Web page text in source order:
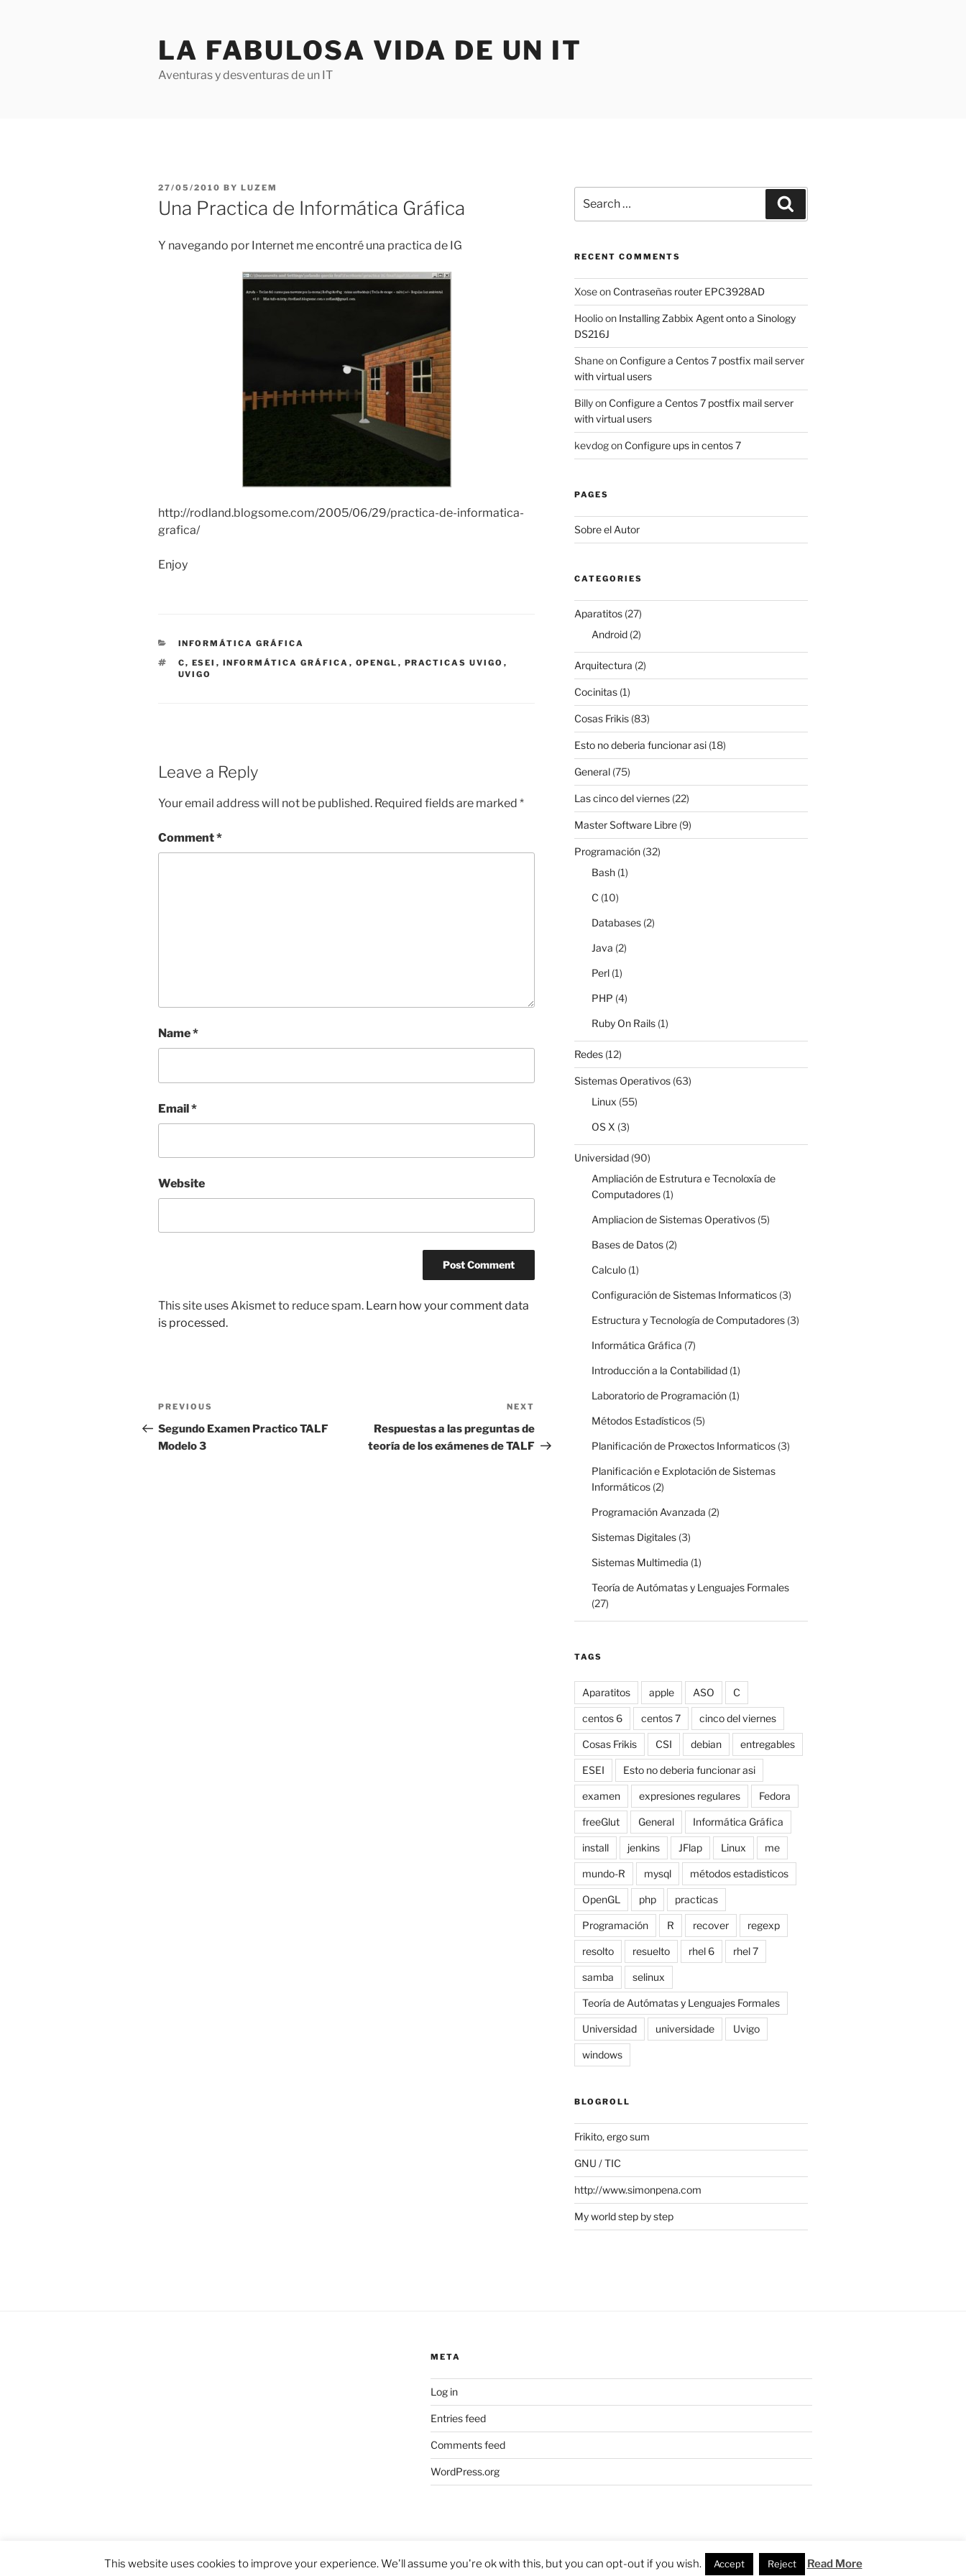
LA FABULOSA VIDA DE UN IT
Aventuras y desventuras de un IT
POSTED
ON
27/05/2010 BY LUZEM
Una Practica de Informática Gráfica
Y navegando por Internet me encontré una practica de IG
http://rodland.blogsome.com/2005/06/29/practica-de-informatica-
grafica/
Enjoy
CATEGORIES
INFORMÁTICA GRÁFICA
TAGS
C, ESEI , INFORMÁTICA GRÁFICA , OPENGL , PRACTICAS UVIGO ,
UVIGO
Leave a Reply
Your email address will not be published. Required fields are marked *
Comment*
Name*
Email*
Website
This site uses Akismet to reduce spam. Learn how your comment data
is processed.
Post
navigation
Previous
Post
PREVIOUS
Segundo Examen Practico TALF
Modelo 3
Post
NEXT
Respuestas a las preguntas de
teoría de los exámenes de TALF
for:
RECENT COMMENTS
Xoseon Contraseñas router EPC3928AD
Hoolioon Installing Zabbix Agent onto a Sinology
DS216J
Shaneon Configure a Centos 7 postfix mail server
with virtual users
Billyon Configure a Centos 7 postfix mail server
with virtual users
kevdogon Configure ups in centos 7
PAGES
Sobre el Autor
CATEGORIES
Aparatitos(27)
Android(2)
Arquitectura (2)
Cocinitas(1)
Cosas Frikis(83)
Esto no deberia funcionar asi(18)
General(75)
Las cinco del viernes(22)
Master Software Libre(9)
Programación(32)
Bash(1)
C (10)
Databases(2)
Java (2)
Perl(1)
PHP (4)
Ruby On Rails(1)
Redes(12)
Sistemas Operativos(63)
Linux (55)
OS X (3)
Universidad(90)
Ampliación de Estrutura e Tecnoloxía de
Computadores(1)
Ampliacion de Sistemas Operativos(5)
Bases de Datos(2)
Calculo(1)
Configuración de Sistemas Informaticos(3)
Estructura y Tecnología de Computadores(3)
Informática Gráfica (7)
Introducción a la Contabilidad(1)
Laboratorio de Programación(1)
Métodos Estadísticos(5)
Planificación de Proxectos Informaticos(3)
Planificación e Explotación de Sistemas
Informáticos(2)
Programación Avanzada (2)
Sistemas Digitales(3)
Sistemas Multimedia (1)
Teoría de Autómatas y Lenguajes Formales
(27)
TAGS
Aparatitos apple ASO C
centos 6 centos 7 cinco del viernes
Cosas Frikis CSI debian entregables
ESEI Esto no deberia funcionar asi
examen expresiones regulares Fedora
freeGlut General Informática Gráfica
install jenkins JFlap Linux me
mundo-R mysql métodos estadisticos
OpenGL php practicas
Programación R recover regexp
resolto resuelto rhel 6 rhel 7
samba selinux
Teoría de Autómatas y Lenguajes Formales
Universidad universidade Uvigo
windows
BLOGROLL
Frikito, ergo sum
GNU / TIC
http://www.simonpena.com
My world step by step
META
Log in
Entries feed
Comments feed
WordPress.org
This website uses cookies to improve your experience. We'll assume you're ok with this, but you can opt-out if you wish. Accept Reject Read More